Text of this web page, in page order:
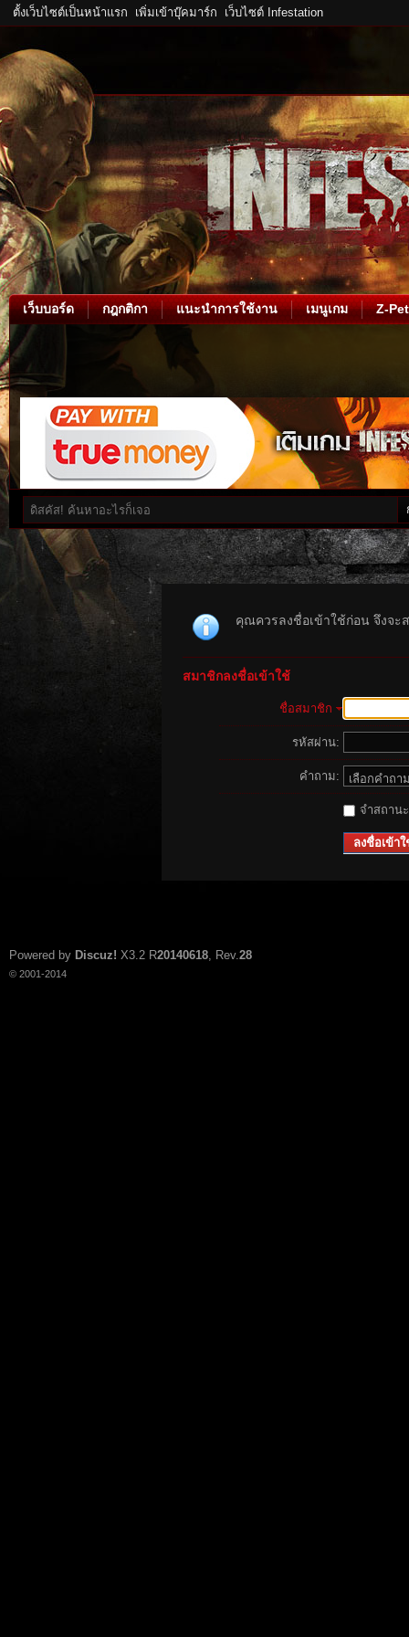
ตั้งเว็บไซต์เป็นหน้าแรก เพิ่มเข้าบุ๊คมาร์ก เว็บไซต์ Infestation
เว็บบอร์ด กฎกติกา แนะนำการใช้งาน เมนูเกม Z-Pet
คุณควรลงชื่อเข้าใช้ก่อน จึงจะ
สมาชิกลงชื่อเข้าใช้
ชื่อสมาชิก
รหัสผ่าน:
คำถาม:
จำสถาน
ลงชื่อเข้าใ
Powered by Discuz! X3.2 R20140618, Rev.28
© 2001-2014